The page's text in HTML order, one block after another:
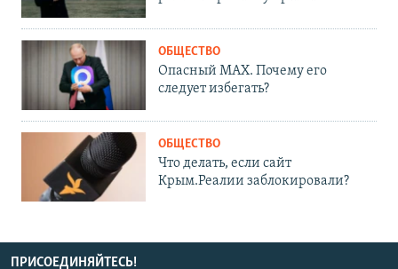
ОБЩЕСТВО
Опасный MAX. Почему его
следует избегать?
ОБЩЕСТВО
Что делать, если сайт
Крым.Реалии заблокировали?
ПРИСОЕДИНЯЙТЕСЬ!